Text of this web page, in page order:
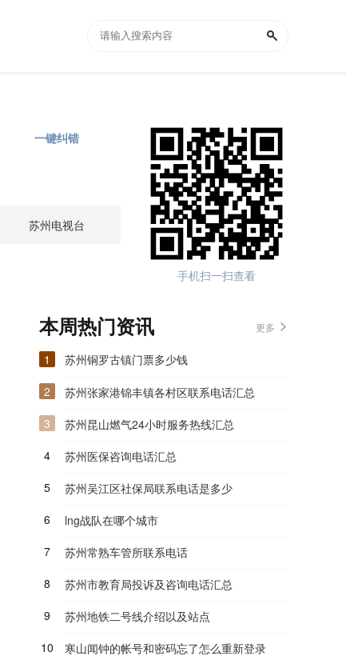
手机扫一扫查看
苏州电视台
一键纠错
本周热门资讯 更多
1
苏州铜罗古镇门票多少钱
2
苏州张家港锦丰镇各村区联系电话汇总
3
苏州昆山燃气24小时服务热线汇总
4
苏州医保咨询电话汇总
5
苏州吴江区社保局联系电话是多少
6
lng战队在哪个城市
7
苏州常熟车管所联系电话
8
苏州市教育局投诉及咨询电话汇总
9
苏州地铁二号线介绍以及站点
10
寒山闻钟的帐号和密码忘了怎么重新登录